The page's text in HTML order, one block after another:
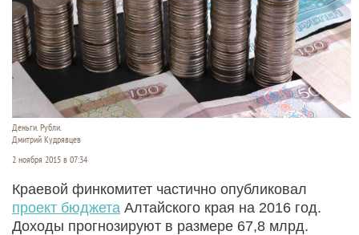
Деньги. Рубли.
Дмитрий Кудрявцев
2 ноября 2015 в 07:34
Краевой финкомитет частично опубликовал
проект бюджета Алтайского края на 2016 год.
Доходы прогнозируют в размере 67,8 млрд.